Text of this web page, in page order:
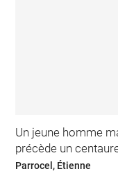
Un jeune homme
précède un
Parrocel, Étienne